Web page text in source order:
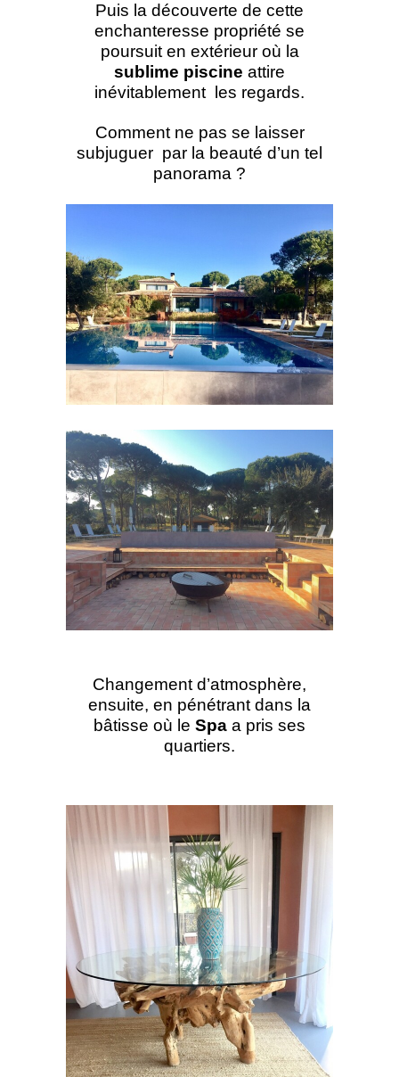
Puis la découverte de cette
enchanteresse propriété se
poursuit en extérieur où la
sublime piscine attire
inévitablement les regards.
Comment ne pas se laisser
subjuguer par la beauté d’un tel
panorama ?
Changement d’atmosphère,
ensuite, en pénétrant dans la
bâtisse où le Spa a pris ses
quartiers.